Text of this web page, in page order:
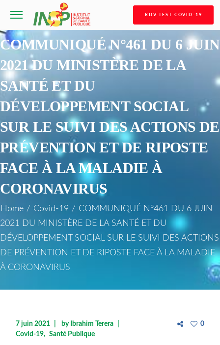
RDV TEST COVID-19
COMMUNIQUÉ N°461 DU 6 JUIN
2021 DU MINISTÈRE DE LA
SANTÉ ET DU
DÉVELOPPEMENT SOCIAL
SUR LE SUIVI DES ACTIONS DE
PRÉVENTION ET DE RIPOSTE
FACE À LA MALADIE À
CORONAVIRUS
Home / Covid-19 / COMMUNIQUÉ N°461 DU 6 JUIN
2021 DU MINISTÈRE DE LA SANTÉ ET DU
DÉVELOPPEMENT SOCIAL SUR LE SUIVI DES ACTIONS
DE PRÉVENTION ET DE RIPOSTE FACE À LA MALADIE
À CORONAVIRUS
7 juin 2021 by Ibrahim Terera
Covid-19
Santé Publique
0